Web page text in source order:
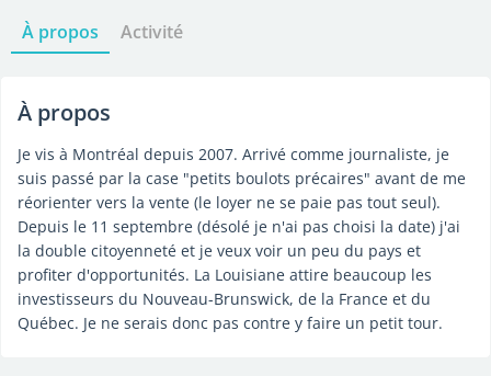
À propos Activité
À propos
Je vis à Montréal depuis 2007. Arrivé comme journaliste, je
suis passé par la case "petits boulots précaires" avant de me
réorienter vers la vente (le loyer ne se paie pas tout seul).
Depuis le 11 septembre (désolé je n'ai pas choisi la date) j'ai
la double citoyenneté et je veux voir un peu du pays et
profiter d'opportunités. La Louisiane attire beaucoup les
investisseurs du Nouveau-Brunswick, de la France et du
Québec. Je ne serais donc pas contre y faire un petit tour.